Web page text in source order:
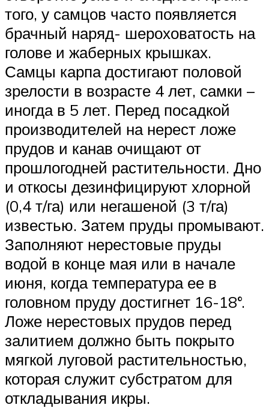
того, у самцов часто появляется
брачный наряд- шероховатость на
голове и жаберных крышках.
Самцы карпа достигают половой
зрелости в возрасте 4 лет, самки –
иногда в 5 лет. Перед посадкой
производителей на нерест ложе
прудов и канав очищают от
прошлогодней растительности. Дно
и откосы дезинфицируют хлорной
(0,4 т/га) или негашеной (3 т/га)
известью. Затем пруды промывают.
Заполняют нерестовые пруды
водой в конце мая или в начале
июня, когда температура ее в
головном пруду достигнет 16-18°.
Ложе нерестовых прудов перед
залитием должно быть покрыто
мягкой луговой растительностью,
которая служит субстратом для
откладывания икры.